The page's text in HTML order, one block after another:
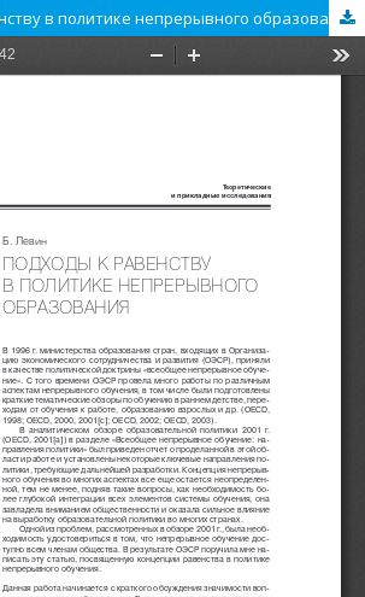
в политике непрерывного образования